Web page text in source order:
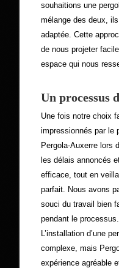
souhaitions une
mélange des deux,
adaptée. Cette
de nous projeter
espace qui nous
Un processus
Une fois notre choix
impressionnés par le
Pergola-Auxerre lors
les délais annoncés
efficace, tout en
parfait. Nous avons
souci du travail bien
pendant le processus.
L’installation d’une
complexe, mais
expérience agréable